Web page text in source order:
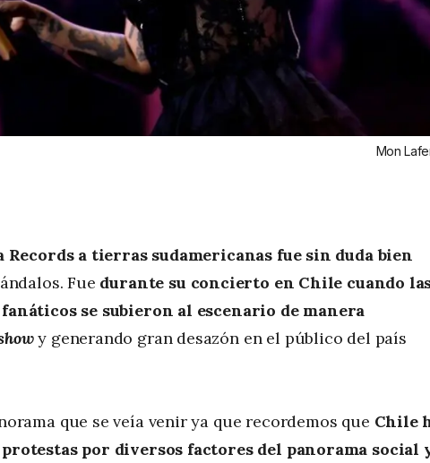
Mon
Records a tierras sudamericanas fue sin duda bien
Fue durante su concierto en Chile cuando
se subieron al escenario de manera
y generando gran desazón en el público del país
que se veía venir ya que recordemos que Chile
por diversos factores del panorama social